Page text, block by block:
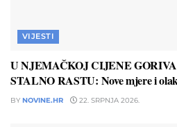
VIJESTI
U NJEMAČKOJ CIJENE
STALNO RASTU: Nove mjere i
BY NOVINE.HR 22. SRPNJA 2026.